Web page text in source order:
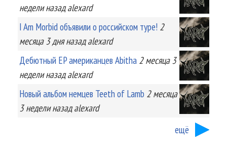
неделиназад alexard
I Am Morbid объявили о российском туре! 2
месяца 3 дняназад alexard
Дебютный EP американцев Abitha 2 месяца 3
неделиназад alexard
Новый альбом немцев Teeth of Lamb 2 месяца
3 неделиназад alexard
ещё